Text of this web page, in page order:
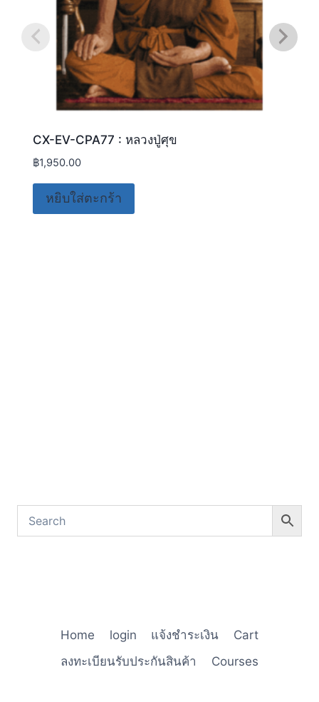
CX-EV-CPA77 : หลวงปู่ศุข
฿1,950.00
หยิบใส่ตะกร้า
Home login แจ้งชำระเงิน
Cart
ลงทะเบียนรับประกันสินค้า
Courses